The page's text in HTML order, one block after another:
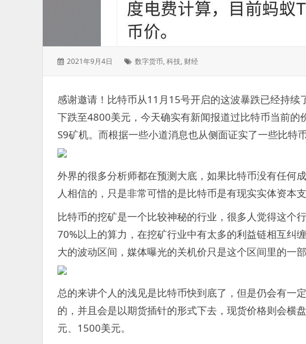
发
2021年9月4日
标
数字货币,科技, 财经
感谢邀请！比特币从11月15号开启的这波暴跌已经持
下跌至4800美元，今天确实有新闻报道过比特币当前
S9矿机。而根据一些小道消息也从侧面证实了一些比特
外界的很多分析师都在预测大底，如果比特币没有任
人相信的，只是非常可惜的是比特币是有现实实体资本
比特币的挖矿是一个比较神秘的行业，很多人觉得这个
70%以上的算力，在挖矿行业中有太多的利益链相互纠
大的波动区间，媒体曝光的关机价只是这个区间里的一
总的来讲个人的浅见是比特币快到底了，但是仍会有一
的，并且会是以期货插针的形式下去，现货价格则会横
元、1500美元。